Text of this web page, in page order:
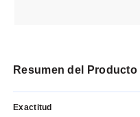
Resumen del Producto
Exactitud